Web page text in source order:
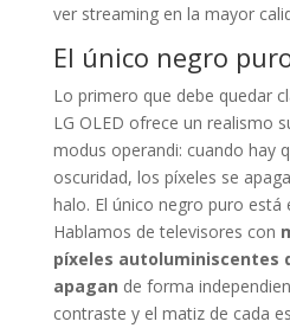
ver streaming en la mayor
El único negro
Lo primero que debe quedar
LG OLED ofrece un realismo
modus operandi: cuando hay
oscuridad, los píxeles se
halo. El único negro puro está
Hablamos de televisores con
píxeles autoluminiscentes
apagan de forma
contraste y el matiz de cada